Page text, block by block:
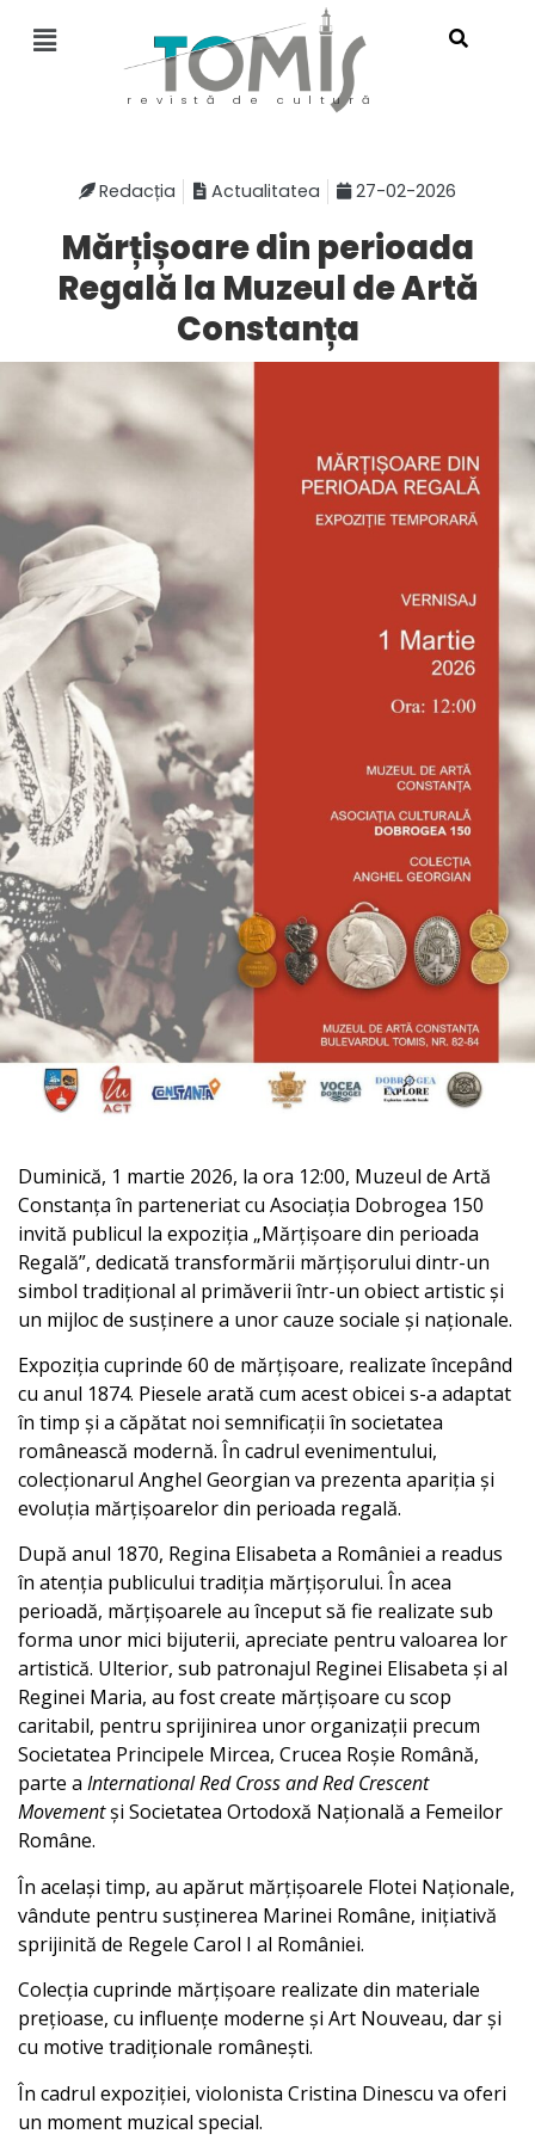
revistă de cultură
Redacția Actualitatea 27-02-2026
Mărțișoare din perioada
Regală la Muzeul de Artă
Constanța
Duminică, 1 martie 2026, la ora 12:00, Muzeul de Artă
Constanța în parteneriat cu Asociația Dobrogea 150
invită publicul la expoziția „Mărțișoare din perioada
Regală”, dedicată transformării mărțișorului dintr-un
simbol tradițional al primăverii într-un obiect artistic și
un mijloc de susținere a unor cauze sociale și naționale.
Expoziția cuprinde 60 de mărțișoare, realizate începând
cu anul 1874. Piesele arată cum acest obicei s-a adaptat
în timp și a căpătat noi semnificații în societatea
românească modernă. În cadrul evenimentului,
colecționarul Anghel Georgian va prezenta apariția și
evoluția mărțișoarelor din perioada regală.
După anul 1870, Regina Elisabeta a României a readus
în atenția publicului tradiția mărțișorului. În acea
perioadă, mărțișoarele au început să fie realizate sub
forma unor mici bijuterii, apreciate pentru valoarea lor
artistică. Ulterior, sub patronajul Reginei Elisabeta și al
Reginei Maria, au fost create mărțișoare cu scop
caritabil, pentru sprijinirea unor organizații precum
Societatea Principele Mircea, Crucea Roșie Română,
parte a International Red Crossand Red Crescent
Movementși Societatea Ortodoxă Națională a Femeilor
Române.
În același timp, au apărut mărțișoarele Flotei Naționale,
vândute pentru susținerea Marinei Române, inițiativă
sprijinită de Regele Carol I al României.
Colecția cuprinde mărțișoare realizate din materiale
prețioase, cu influențe moderne și Art Nouveau, dar și
cu motive tradiționale românești.
În cadrul expoziției, violonista Cristina Dinescu va oferi
un moment muzical special.